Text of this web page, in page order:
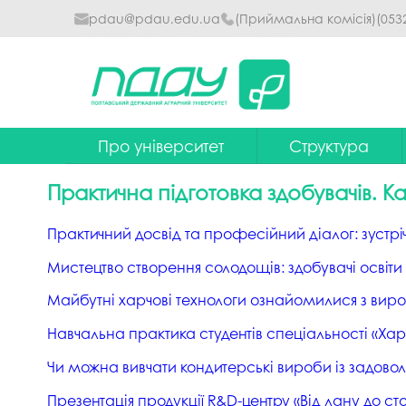
pdau@pdau.edu.ua (Приймальна комісія)
Про університет
Сталий розвиток
Структура
Наглядова рада
Вчена рада
Факультети та
Практична підготовка здобувачів.
Практичний досвід та професійний діалог:
Мистецтво створення солодощів: здобувачі
Майбутні харчові технологи ознайомилися з
Навчальна практика студентів спеціальності
Чи можна вивчати кондитерські вироби із
Презентація продукції R&D-центру «Від лану до